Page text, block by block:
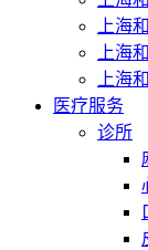
上海
上海
上海
医疗服务
诊所